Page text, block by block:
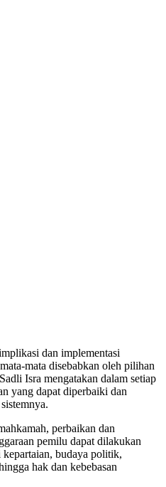
dan implementasi
mata disebabkan oleh pilihan
Isra mengatakan dalam setiap
yang dapat diperbaiki dan
perbaikan dan
pemilu dapat dilakukan
budaya politik,
hak dan kebebasan